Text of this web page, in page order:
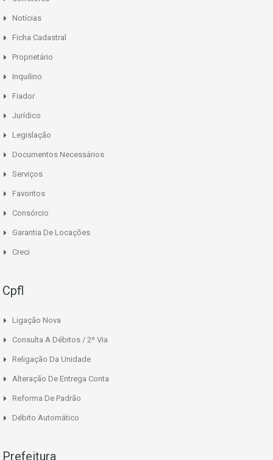
Notícias
Ficha Cadastral
Proprietário
Inquilino
Fiador
Jurídico
Legislação
Documentos Necessários
Serviços
Favoritos
Consórcio
Garantia De Locações
Creci
Cpfl
Ligação Nova
Consulta A Débitos / 2º Via
Religação Da Unidade
Alteração De Entrega Conta
Reforma De Padrão
Débito Automático
Prefeitura